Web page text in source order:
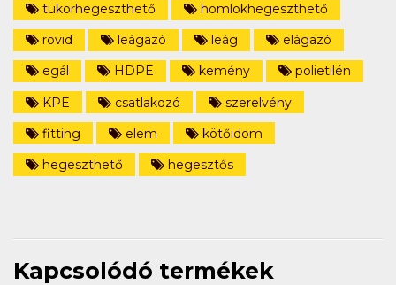
tükörhegeszthető
homlokhegeszthető
rövid
leágazó leág
elágazó
egál
HDPE kemény
polietilén
KPE
csatlakozó
szerelvény
fitting
elem
kötőidom
hegeszthető
hegesztős
Kapcsolódó termékek